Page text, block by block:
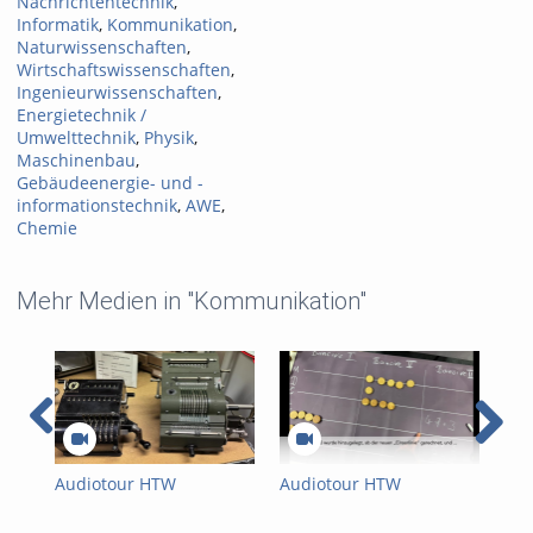
Informatik, Kommunikation,
Naturwissenschaften,
Wirtschaftswissenschaften,
Ingenieurwissenschaften,
Energietechnik /
Umwelttechnik, Physik,
Maschinenbau,
Gebäudeenergie- und -
informationstechnik, AWE,
Chemie
Mehr Medien in "Kommunikation"
Audiotour HTW
Audiotour HTW